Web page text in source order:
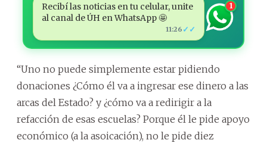
Recibí las noticias en tu celular, unite
al canal de ÚH en WhatsApp 🤩
11:26 ✓✓
1
“Uno no puede simplemente estar pidiendo
donaciones ¿Cómo él va a ingresar ese dinero a las
arcas del Estado? y ¿cómo va a redirigir a la
refacción de esas escuelas? Porque él le pide apoyo
económico (a la asoicación), no le pide diez